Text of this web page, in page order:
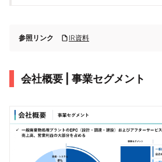
参照リンク IR資料
会社概要 | 事業セグメント